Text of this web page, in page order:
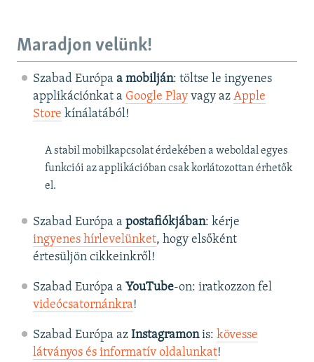
Maradjon velünk!
Szabad Európa a mobilján: töltse le ingyenes
applikációnkat a Google Playvagy az Apple
Store kínálatából!
A stabil mobilkapcsolat érdekében a weboldal egyes
funkciói az applikációban csak korlátozottan érhetők
el.
Szabad Európa a postafiókjában: kérje
ingyenes hírlevelünket, hogy elsőként
értesüljön cikkeinkről!
Szabad Európa a YouTube-on: iratkozzon fel
videócsatornánkra!
Szabad Európa az Instagramonis: kövesse
látványos és informatív oldalunkat! ​